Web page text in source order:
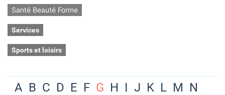
Santé Beauté Forme
Services
Sports et loisirs
A B C D E F G H I J K L M N